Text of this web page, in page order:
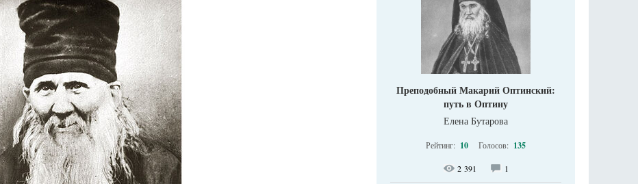
Преподобный Макарий Оптинский:
путь в Оптину
Елена Бутарова
Рейтинг: 10 Голосов: 135
2 391 1